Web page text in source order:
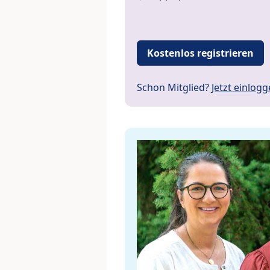
Kostenlos registrieren
Schon Mitglied? Jetzt